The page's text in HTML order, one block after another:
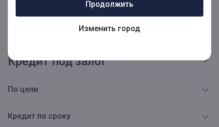
Продолжить
Изменить город
РеквизитыАдресаКарьераОткрытая информация
НовостиВерсия для слабовидящих
Кредит под залог
По цели
Кредит по сроку